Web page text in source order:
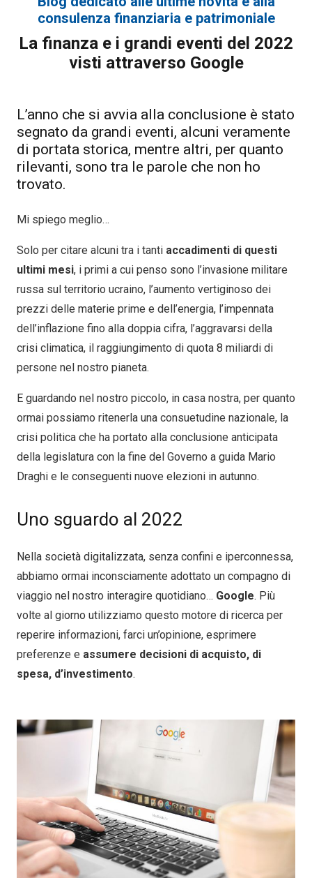
consulenza finanziaria e patrimoniale
La finanza e i grandi eventi del 2022
visti attraverso Google
L’anno che si avvia alla conclusione è stato
segnato da grandi eventi, alcuni veramente
di portata storica, mentre altri, per quanto
rilevanti, sono tra le parole che non ho
trovato.
Mi spiego meglio…
Solo per citare alcuni tra i tanti accadimenti di questi
ultimi mesi, i primi a cui penso sono l’invasione militare
russa sul territorio ucraino, l’aumento vertiginoso dei
prezzi delle materie prime e dell’energia, l’impennata
dell’inflazione fino alla doppia cifra, l’aggravarsi della
crisi climatica, il raggiungimento di quota 8 miliardi di
persone nel nostro pianeta.
E guardando nel nostro piccolo, in casa nostra, per quanto
ormai possiamo ritenerla una consuetudine nazionale, la
crisi politica che ha portato alla conclusione anticipata
della legislatura con la fine del Governo a guida Mario
Draghi e le conseguenti nuove elezioni in autunno.
Uno sguardo al 2022
Nella società digitalizzata, senza confini e iperconnessa,
abbiamo ormai inconsciamente adottato un compagno di
viaggio nel nostro interagire quotidiano… Google. Più
volte al giorno utilizziamo questo motore di ricerca per
reperire informazioni, farci un’opinione, esprimere
preferenze e assumere decisioni di acquisto, di
spesa, d’investimento.